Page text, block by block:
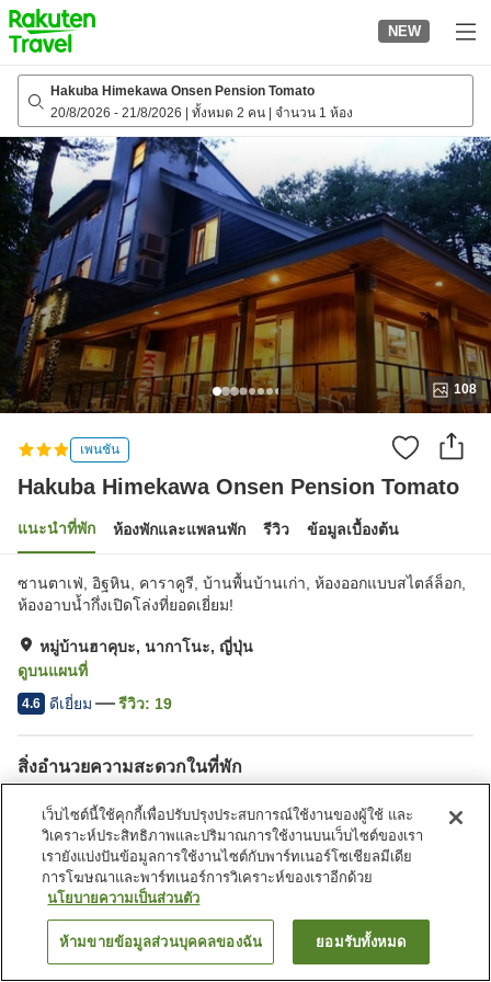
to
top
page
NEW
Hakuba Himekawa Onsen Pension Tomato
20/8/2026 - 21/8/2026 ทั้งหมด 2 คน จำนวน 1 ห้อง
108
เพนชัน
Hakuba Himekawa Onsen Pension Tomato
แนะนำที่พัก ห้องพักและแพลนพัก รีวิว ข้อมูลเบื้องต้น
ซานตาเฟ่, อิฐหิน, คาราคูรี, บ้านพื้นบ้านเก่า, ห้องออกแบบสไตล์ล็อก,
ห้องอาบน้ำกึ่งเปิดโล่งที่ยอดเยี่ยม!
หมู่บ้านฮาคุบะ, นากาโนะ, ญี่ปุ่น
ดูบนแผนที่
4.6 ดีเยี่ยม รีวิว: 19
สิ่งอำนวยความสะดวกในที่พัก
ร้านอาหาร
ตู้จำหน่ายอัตโนมัติ
หน้าแรก ญี่ปุ่น นากาโนะ
หมู่บ้านฮาคุบะ
Hakuba Himekawa Onsen Pension Tomato
ค้นหาห้องพัก
เว็บไซต์นี้ใช้คุกกี้เพื่อปรับปรุงประสบการณ์ใช้งานของผู้ใช้ และ
วิเคราะห์ประสิทธิภาพและปริมาณการใช้งานบนเว็บไซต์ของเรา
เรายังแบ่งปันข้อมูลการใช้งานไซต์กับพาร์ทเนอร์โซเชียลมีเดีย
การโฆษณาและพาร์ทเนอร์การวิเคราะห์ของเราอีกด้วย
นโยบายความเป็นส่วนตัว
ห้ามขายข้อมูลส่วนบุคคลของฉัน ยอมรับทั้งหมด